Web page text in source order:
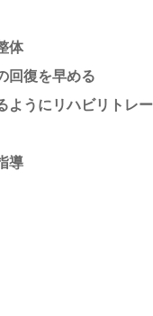
体
回復を早める
ようにリハビリトレー
導